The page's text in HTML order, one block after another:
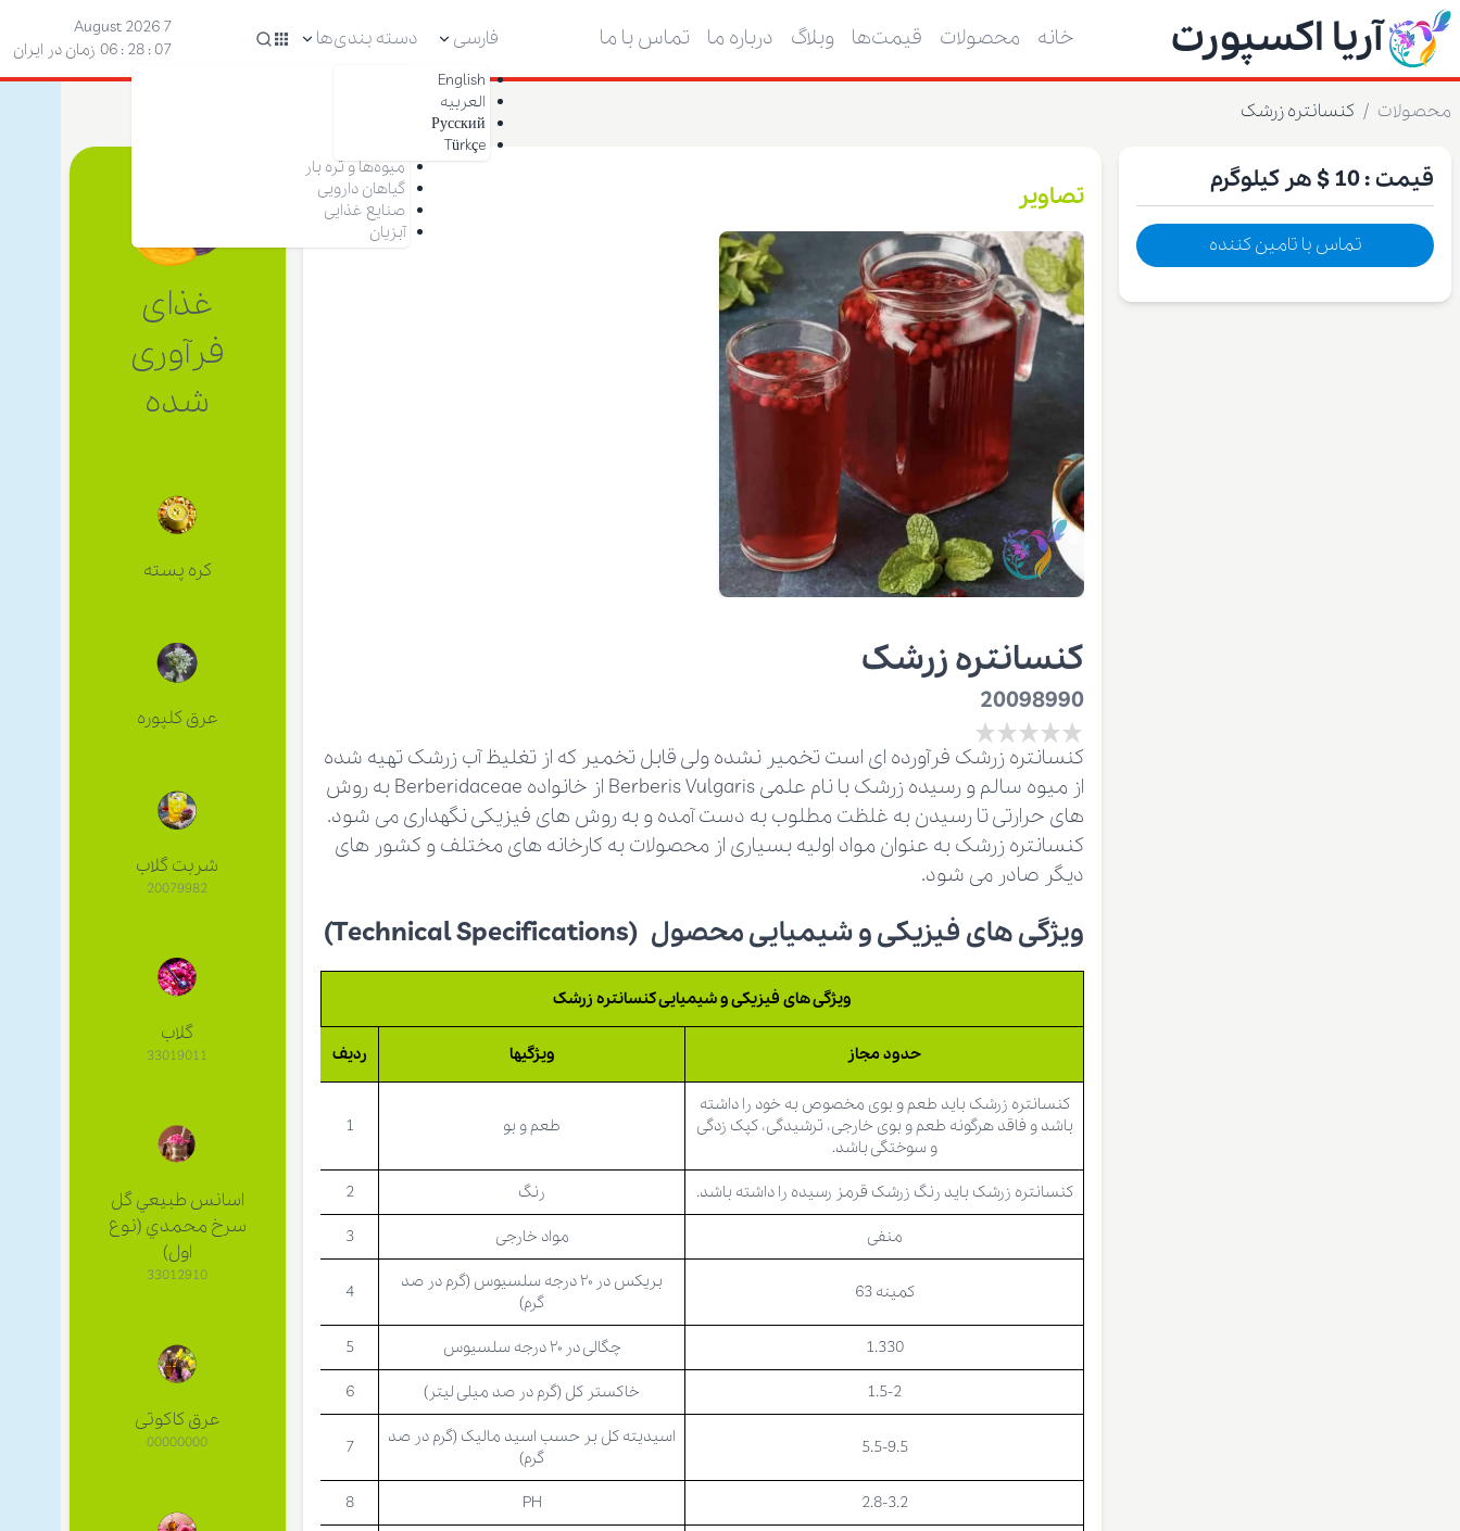
آریا اکسپورت خانه محصولات قیمت‌ها وبلاگ درباره ما تماس با ما فارسی
English
العربیه
Русский
Türkçe
دسته بندی‌ها
میوه‌ها و تره بار
گیاهان دارویی
صنایع غذایی
آبزیان
7 August 2026
08 : 28 : 06
زمان در ایران
محصولات / کنسانتره زرشک
قیمت : هر کیلوگرم
تماس با تامین کننده
تصاویر
کنسانتره زرشک
20098990
کنسانتره زرشک فرآورده ای است تخمیر نشده ولی قابل تخمیر که از تغلیظ آب زرشک تهیه شده
از میوه سالم و رسیده زرشک با نام علمی Berberis Vulgaris از خانواده Berberidaceae به روش
های حرارتی تا رسیدن به غلظت مطلوب به دست آمده و به روش های فیزیکی نگهداری می شود.
کنسانتره زرشک به عنوان مواد اولیه بسیاری از محصولات به کارخانه های مختلف و کشور های
دیگر صادر می شود.
ویژگی های فیزیکی و شیمیایی محصول (Technical Specifications)
ویژگی های فیزیکی و شیمیایی کنسانتره زرشک
حدود مجاز ویژگیها ردیف
کنسانتره زرشک باید طعم و بوی مخصوص به خود را داشته
باشد و فاقد هرگونه طعم و بوی خارجی، ترشیدگی، کپک زدگی
و سوختگی باشد.
طعم و بو 1
کنسانتره زرشک باید رنگ زرشک قرمز رسیده را داشته باشد. رنگ 2
منفی مواد خارجی 3
کمینه 63
بریکس در ۲۰ درجه سلسیوس (گرم در صد
گرم)
4
1.330 چگالی در ۲۰ درجه سلسیوس 5
1.5-2 خاکستر کل (گرم در صد میلی لیتر) 6
5.5-9.5
اسیدیته کل بر حسب اسید مالیک (گرم در صد
گرم)
7
2.8-3.2
PH
8
غذای
فرآوری
شده
کره پسته
عرق كلپوره
شربت گلاب
20079982
گلاب
33019011
اسانس طبيعي گل
سرخ محمدي (نوع
اول)
33012910
عرق کاکوتی
00000000